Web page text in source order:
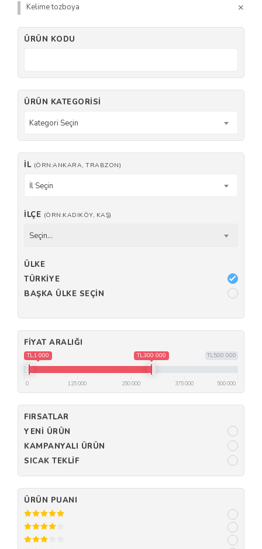
Kelime tozboya
ÜRÜN KODU
ÜRÜN KATEGORISI
Kategori Seçin
İL (ÖRN:ANKARA, TRABZON)
İl Seçin
İLÇE (ÖRN:KADIKÖY, KAŞ)
Seçin...
ÜLKE
TÜRKIYE
BAŞKA ÜLKE SEÇIN
FIYAT ARALIĞI
TL500 000
TL1 000 TL300 000
0 125 000 250 000 375 000 500 000
FIRSATLAR
YENI ÜRÜN
KAMPANYALI ÜRÜN
SICAK TEKLIF
ÜRÜN PUANI